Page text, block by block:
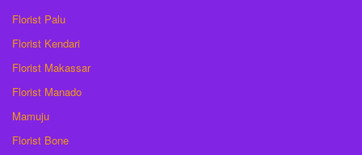
Florist Palu
Florist Kendari
Florist Makassar
Florist Manado
Mamuju
Florist Bone